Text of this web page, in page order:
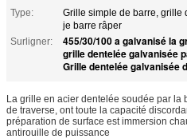
Type:
Grille simple de barre, grille
je barre râper
Surligner:
455/30/100 a galvanisé la
grille dentelée galvanisée
Grille dentelée galvanisée
La grille en acier dentelée soudée par la
de traverse, ont toute la capacité
préparation de surface est immersion
antirouille de puissance